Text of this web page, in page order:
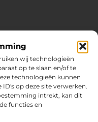
wij technologieën
op te slaan en/of te
technologieën kunnen
op deze site verwerken.
intrekt, kan dit
functies en
tips voor het
en artikelen boordevol
om elke dag